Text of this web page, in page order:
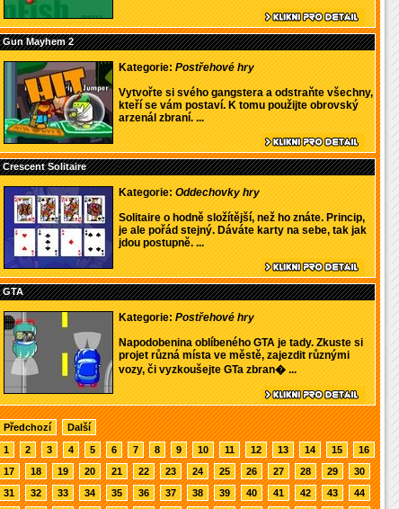
Gun Mayhem 2
Kategorie:Postřehové hry
Vytvořte si svého gangstera a odstraňte všechny,
kteří se vám postaví. K tomu použijte obrovský
arzenál zbraní. ...
Crescent Solitaire
Kategorie:Oddechovky hry
Solitaire o hodně složítější, než ho znáte. Princip,
je ale pořád stejný. Dáváte karty na sebe, tak jak
jdou postupně. ...
GTA
Kategorie:Postřehové hry
Napodobenina oblíbeného GTA je tady. Zkuste si
projet různá místa ve městě, zajezdit různými
vozy, či vyzkoušejte GTa zbran� ...
Předchozí Další
1 2 3 4 5 6 7 8 9 10 11 12 13 14 15
16
17
18 19 20 21 22 23 24 25 26 27 28 29
30
31
32 33 34 35 36 37 38 39 40 41 42 43 44